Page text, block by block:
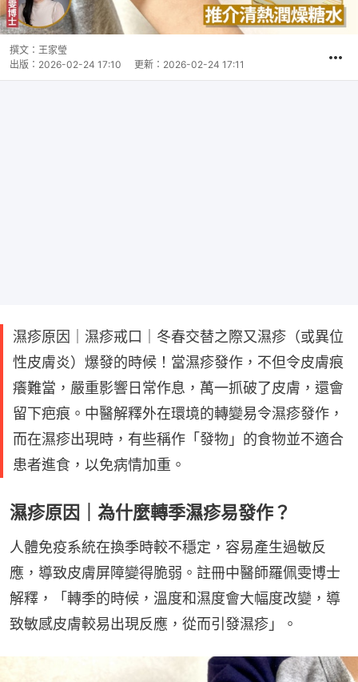
撰文： 王家瑩
出版： 2026-02-24 17:10 更新： 2026-02-24 17:11
濕疹原因｜濕疹戒口｜冬春交替之際又濕疹（或異位
性皮膚炎）爆發的時候！當濕疹發作，不但令皮膚痕
癢難當，嚴重影響日常作息，萬一抓破了皮膚，還會
留下疤痕。中醫解釋外在環境的轉變易令濕疹發作，
而在濕疹出現時，有些稱作「發物」的食物並不適合
患者進食，以免病情加重。
濕疹原因｜為什麼轉季濕疹易發作？
人體免疫系統在換季時較不穩定，容易產生過敏反
應，導致皮膚屏障變得脆弱。註冊中醫師羅佩雯博士
解釋，「轉季的時候，溫度和濕度會大幅度改變，導
致敏感皮膚較易出現反應，從而引發濕疹」。